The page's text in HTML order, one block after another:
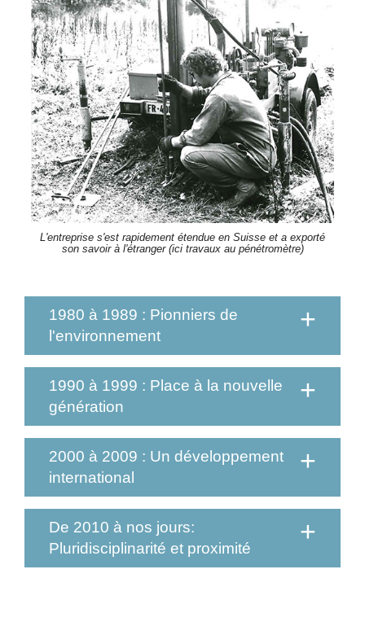
L'entreprise s'est rapidement étendue en Suisse et a exporté
son savoir à l'étranger (ici travaux au pénétromètre)
1980 à 1989 : Pionniers de
l'environnement
1990 à 1999 : Place à la nouvelle
génération
2000 à 2009 : Un développement
international
De 2010 à nos jours:
Pluridisciplinarité et proximité